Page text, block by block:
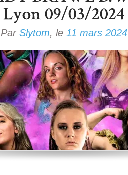
Slytom, le 11 mars 2024